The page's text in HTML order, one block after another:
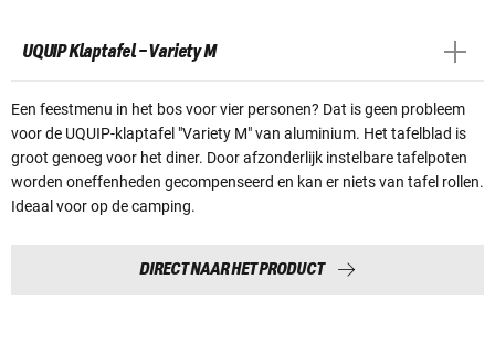
UQUIP Klaptafel – Variety M
Een feestmenu in het bos voor vier personen? Dat is geen probleem
voor de UQUIP-klaptafel "Variety M" van aluminium. Het tafelblad is
groot genoeg voor het diner. Door afzonderlijk instelbare tafelpoten
worden oneffenheden gecompenseerd en kan er niets van tafel rollen.
Ideaal voor op de camping.
DIRECT NAAR HET PRODUCT